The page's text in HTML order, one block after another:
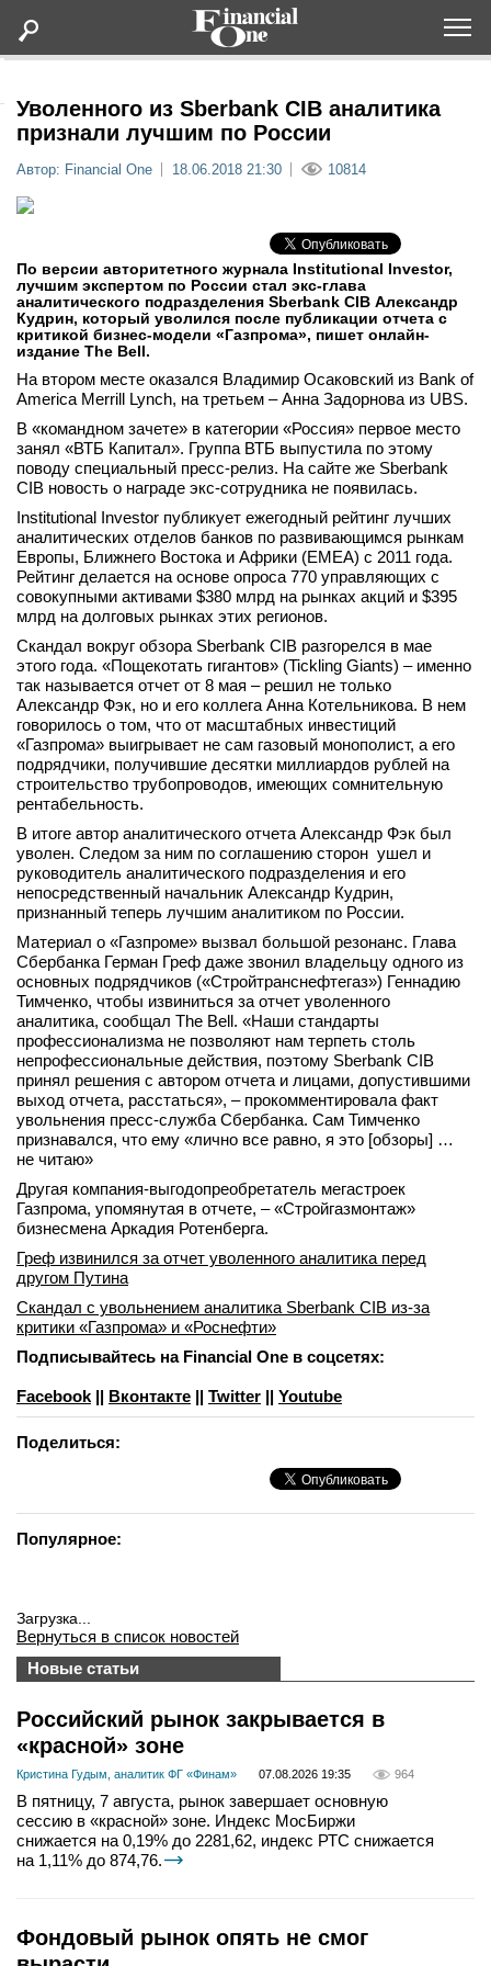
Статьи
Lifestyle
Мероприятия
Новости
Интервью
вконтакте
телеграм
Стать автором
Вход
Уволенного из Sberbank CIB аналитика
признали лучшим по России
Автор: Financial One 18.06.2018 21:30 10814
По версии авторитетного журнала Institutional Investor,
лучшим экспертом по России стал экс-глава
аналитического подразделения Sberbank CIB Александр
Кудрин, который уволился после публикации отчета с
критикой бизнес-модели «Газпрома», пишет онлайн-
издание The Bell.
На втором месте оказался Владимир Осаковский из Bank of
America Merrill Lynch, на третьем – Анна Задорнова из UBS.
В «командном зачете» в категории «Россия» первое место
занял «ВТБ Капитал». Группа ВТБ выпустила по этому
поводу специальный пресс-релиз. На сайте же Sberbank
CIB новость о награде экс-сотрудника не появилась.
Institutional Investor публикует ежегодный рейтинг лучших
аналитических отделов банков по развивающимся рынкам
Европы, Ближнего Востока и Африки (EMEA) с 2011 года.
Рейтинг делается на основе опроса 770 управляющих с
совокупными активами $380 млрд на рынках акций и $395
млрд на долговых рынках этих регионов.
Скандал вокруг обзора Sberbank CIB разгорелся в мае
этого года. «Пощекотать гигантов» (Tickling Giants) – именно
так называется отчет от 8 мая – решил не только
Александр Фэк, но и его коллега Анна Котельникова. В нем
говорилось о том, что от масштабных инвестиций
«Газпрома» выигрывает не сам газовый монополист, а его
подрядчики, получившие десятки миллиардов рублей на
строительство трубопроводов, имеющих сомнительную
рентабельность.
В итоге автор аналитического отчета Александр Фэк был
уволен. Следом за ним по соглашению сторон ушел и
руководитель аналитического подразделения и его
непосредственный начальник Александр Кудрин,
признанный теперь лучшим аналитиком по России.
Материал о «Газпроме» вызвал большой резонанс. Глава
Сбербанка Герман Греф даже звонил владельцу одного из
основных подрядчиков («Стройтранснефтегаз») Геннадию
Тимченко, чтобы извиниться за отчет уволенного
аналитика, сообщал The Bell. «Наши стандарты
профессионализма не позволяют нам терпеть столь
непрофессиональные действия, поэтому Sberbank CIB
принял решения с автором отчета и лицами, допустившими
выход отчета, расстаться», – прокомментировала факт
увольнения пресс-служба Сбербанка. Сам Тимченко
признавался, что ему «лично все равно, я это [обзоры] …
не читаю»
Другая компания-выгодопреобретатель мегастроек
Газпрома, упомянутая в отчете, – «Стройгазмонтаж»
бизнесмена Аркадия Ротенберга.
Греф извинился за отчет уволенного аналитика перед
другом Путина
Скандал с увольнением аналитика Sberbank CIB из-за
критики «Газпрома» и «Роснефти»
Подписывайтесь на Financial One в соцсетях:
Facebook || Вконтакте || Twitter || Youtube
Поделиться:
Популярное:
Загрузка...
Вернуться в список новостей
Новые статьи
Российский рынок закрывается в
«красной» зоне
Кристина Гудым, аналитик ФГ «Финам» 07.08.2026 19:35 964
В пятницу, 7 августа, рынок завершает основную
сессию в «красной» зоне. Индекс МосБиржи
снижается на 0,19% до 2281,62, индекс РТС снижается
на 1,11% до 874,76.
Фондовый рынок опять не смог